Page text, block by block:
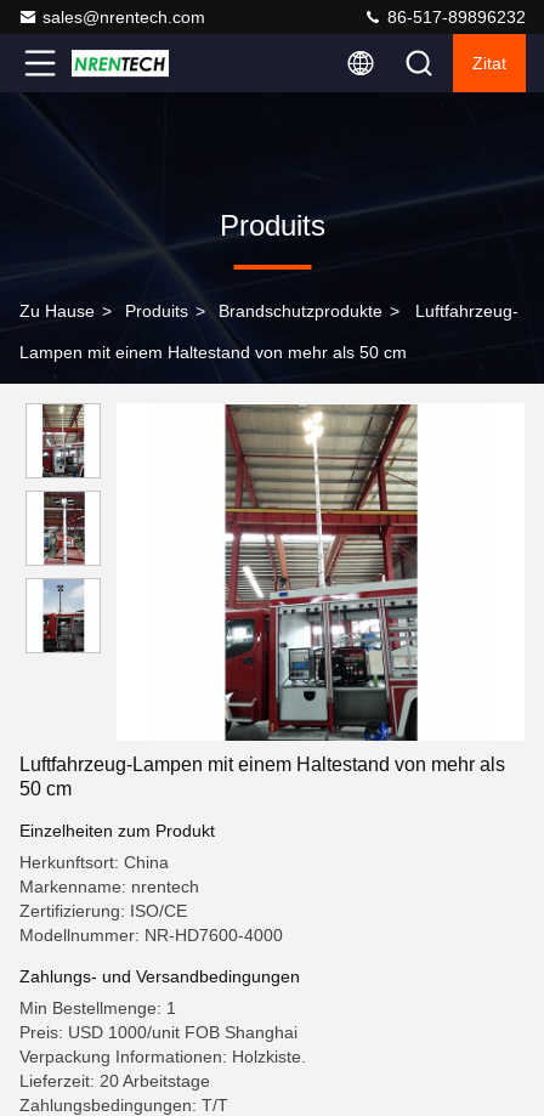
sales@nrentech.com 86-517-89896232
Zitat
Produits
Zu Hause > Produits > Brandschutzprodukte > Luftfahrzeug-
Lampen mit einem Haltestand von mehr als 50 cm
Luftfahrzeug-Lampen mit einem Haltestand von mehr als
50 cm
Einzelheiten zum Produkt
Herkunftsort: China
Markenname: nrentech
Zertifizierung: ISO/CE
Modellnummer: NR-HD7600-4000
Zahlungs- und Versandbedingungen
Min Bestellmenge: 1
Preis: USD 1000/unit FOB Shanghai
Verpackung Informationen: Holzkiste.
Lieferzeit: 20 Arbeitstage
Zahlungsbedingungen: T/T